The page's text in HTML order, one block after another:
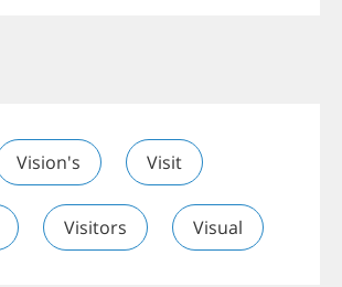
Vision's Visit
Visitors Visual